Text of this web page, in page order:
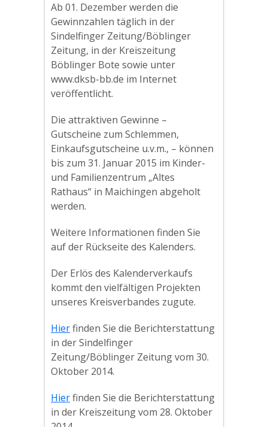
Ab 01. Dezember werden die
Gewinnzahlen täglich in der
Sindelfinger Zeitung/Böblinger
Zeitung, in der Kreiszeitung
Böblinger Bote sowie unter
www.dksb-bb.de im Internet
veröffentlicht.
Die attraktiven Gewinne –
Gutscheine zum Schlemmen,
Einkaufsgutscheine u.v.m., – können
bis zum 31. Januar 2015 im Kinder-
und Familienzentrum „Altes
Rathaus“ in Maichingen abgeholt
werden.
Weitere Informationen finden Sie
auf der Rückseite des Kalenders.
Der Erlös des Kalenderverkaufs
kommt den vielfältigen Projekten
unseres Kreisverbandes zugute.
Hierfinden Sie die Berichterstattung
in der Sindelfinger
Zeitung/Böblinger Zeitung vom 30.
Oktober 2014.
Hierfinden Sie die Berichterstattung
in der Kreiszeitung vom 28. Oktober